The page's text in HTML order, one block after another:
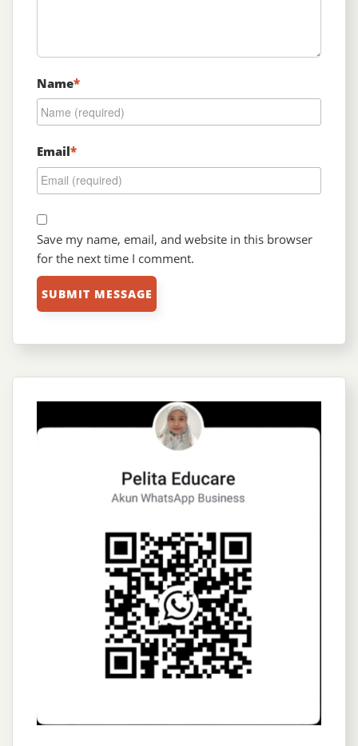
Name*
Email*
Save my name, email, and website in this browser
for the next time I comment.